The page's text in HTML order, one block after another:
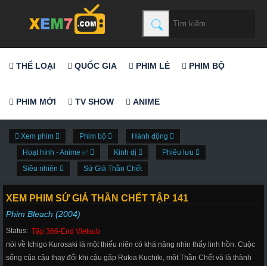
THỂ LOẠI QUỐC GIA PHIM LẺ PHIM BỘ
PHIM MỚI TV SHOW ANIME
Xem phim Phim bộ
Hành động
Hoạt hình - Anime ✅
Kinh dị
Phiêu lưu
Siêu nhiên
Sứ Giả Thần Chết
XEM PHIM SỨ GIẢ THẦN CHẾT TẬP 141
Phim Bleach (2004)
Status: Tập 366-End Vietsub
nói về Ichigo Kurosaki là một thiếu niên có khả năng nhìn thấy linh hồn. Cuộc
sống của cậu thay đổi khi cậu gặp Rukia Kuchiki, một Thần Chết và là thành